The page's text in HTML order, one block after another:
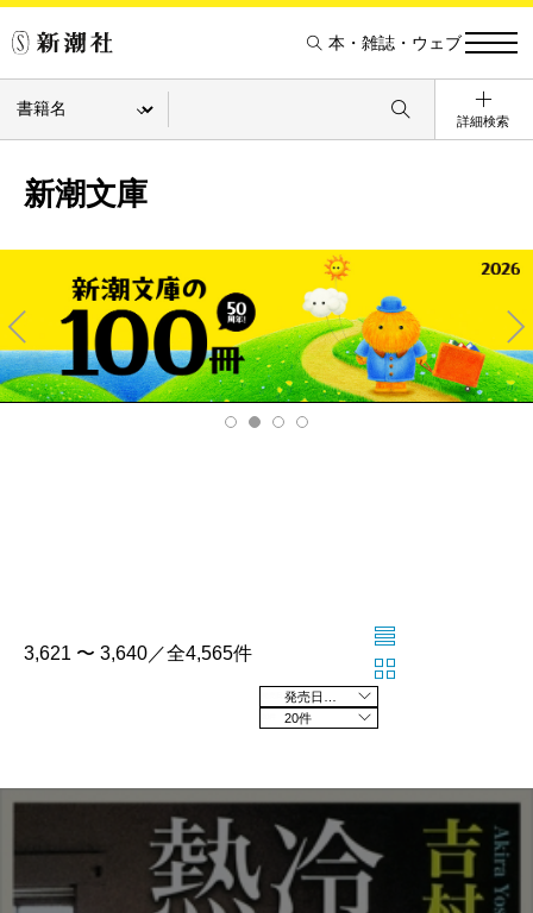
本・雑誌・ウェブ
詳細検索
新潮文庫
Pre
v
Ne
xt
3,621 〜 3,640／全4,565件
20件